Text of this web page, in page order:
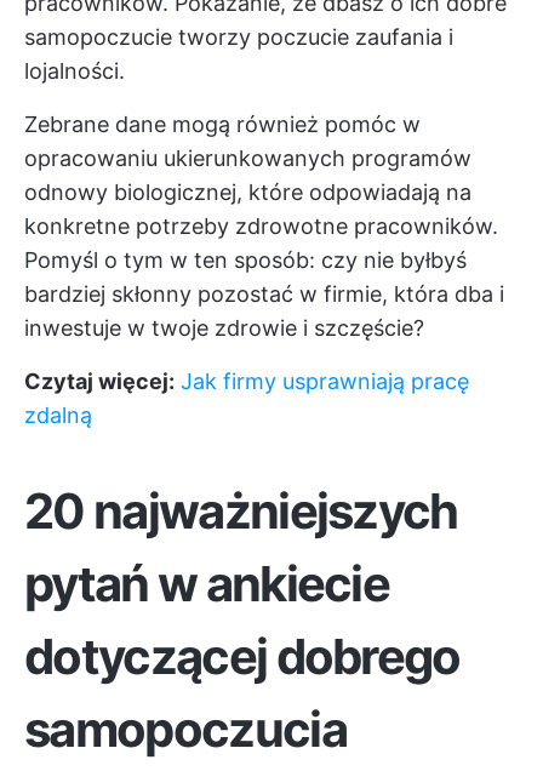
samopoczucie tworzy poczucie zaufania i
lojalności.
Zebrane dane mogą również pomóc w
opracowaniu ukierunkowanych programów
odnowy biologicznej, które odpowiadają na
konkretne potrzeby zdrowotne pracowników.
Pomyśl o tym w ten sposób: czy nie byłbyś
bardziej skłonny pozostać w firmie, która dba i
inwestuje w twoje zdrowie i szczęście?
Czytaj więcej: Jak firmy usprawniają pracę
zdalną
20 najważniejszych
pytań w ankiecie
dotyczącej dobrego
samopoczucia